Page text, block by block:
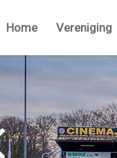
Home Vereniging